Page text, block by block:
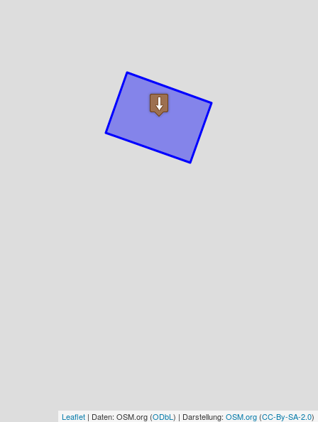
Leaflet | Daten: OSM.org (ODbL ) | Darstellung: OSM.org (CC-By-SA-2.0)